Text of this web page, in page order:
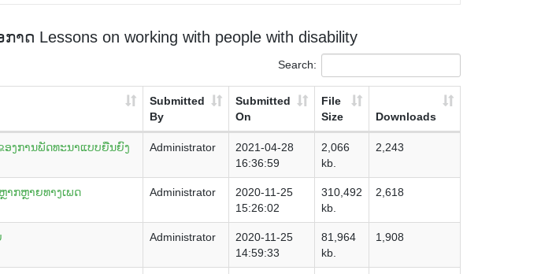
Lessons on working with people with disability
Search:
Submitted
By
Submitted
On
File
Size
Downloads
ງການພັດທະນາແບບຍືນຍົງ Administrator
2021-04-28
16:36:59
2,066
kb.
2,243
າກຫຼາຍທາງເພດ Administrator
2020-11-25
15:26:02
310,492
kb.
2,618
Administrator
2020-11-25
14:59:33
81,964
kb.
1,908